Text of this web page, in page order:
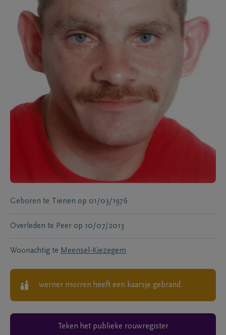
Geboren te Tienen op 01/03/1976
Overleden te Peer op 10/07/2013
Woonachtig te Meensel-Kiezegem
werner morren heeft een kaarsje gebrand.
Teken het publieke rouwregister